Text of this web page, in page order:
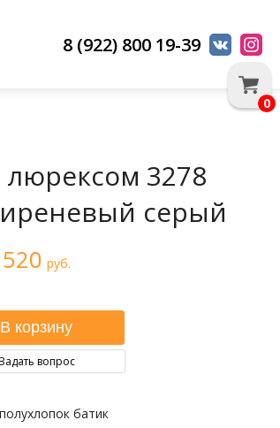
8 (922) 800 19-39
3278
серый
520 руб.
Задать вопрос
полухлопок батик
0